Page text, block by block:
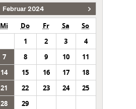
Februar 2024
Mi Do Fr Sa
So
1
2 3
4
7 8 9 10
11
14 15 16 17
18
21 22 23 24
25
28 29